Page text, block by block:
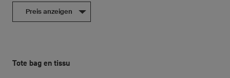
Preis anzeigen
Tote bag en tissu